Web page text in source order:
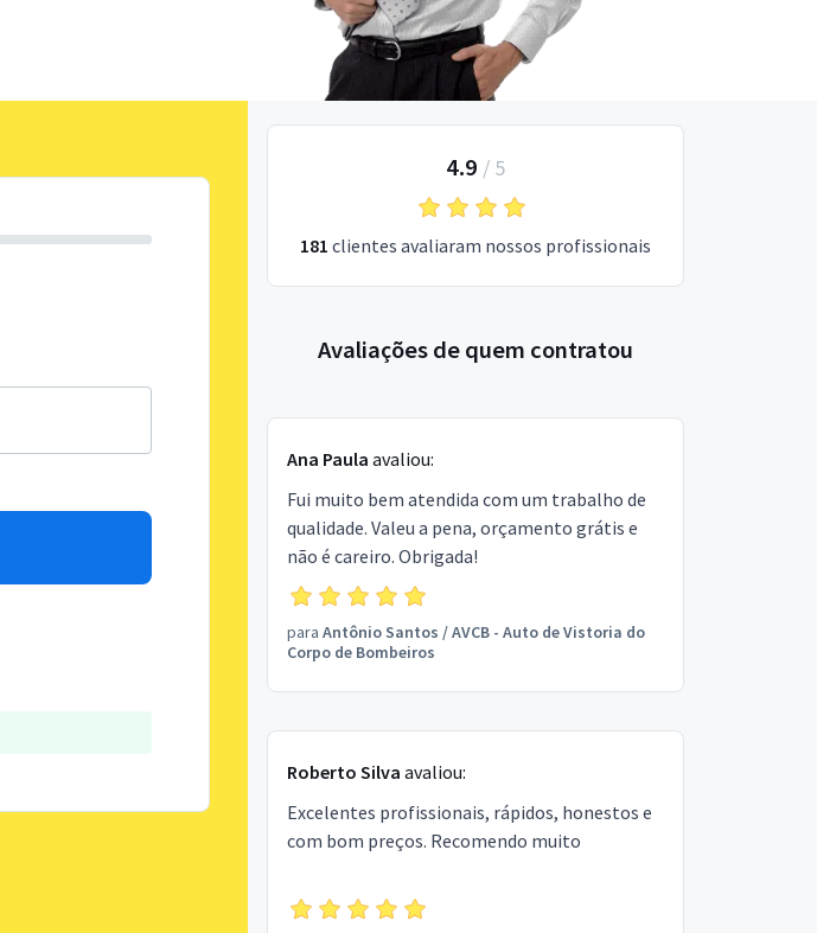
4.9 / 5
181 clientes avaliaram nossos profissionais
Avaliações de quem contratou
Ana Paula avaliou:
Fui muito bem atendida com um trabalho de
qualidade. Valeu a pena, orçamento grátis e
não é careiro. Obrigada!
para Antônio Santos /AVCB - Auto de Vistoria do
Corpo de Bombeiros
Roberto Silva avaliou:
Excelentes profissionais, rápidos, honestos e
com bom preços. Recomendo muito